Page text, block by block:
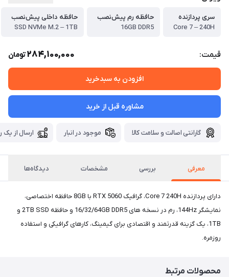
سری پردازنده
Core 7 – 240H
حافظه رم پیش‌نصب
16GB DDR5
حافظه داخلی پیش‌نصب
SSD NVMe M.2 – 1TB
قیمت: 284,100,000تومان
افزودن به سبدخرید
مشاوره قبل از خرید
گارانتی اصالت و سلامت کالا موجود در انبار ارسال از یک
معرفی بررسی مشخصات دیدگاه‌ها
دارای پردازنده Core 7 240H، گرافیک RTX 5060 با 8GB حافظه اختصاصی،
نمایشگر 144Hz، رم در نسخه های 16/32/64GB DDR5 و حافظه 2TB SSD و
1TB، یک گزینه قدرتمند و اقتصادی برای گیمینگ، کارهای گرافیکی و استفاده
روزمره.
محصولات مرتبط